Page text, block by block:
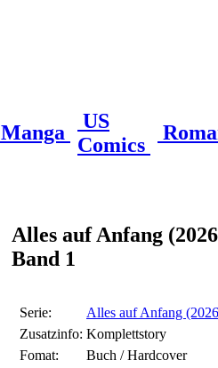
Manga
US
Comics
Alles auf Anfang
Band 1
Serie:
Alles auf Anfang
Zusatzinfo: Komplettstory
Fomat:
Buch / Hardcover